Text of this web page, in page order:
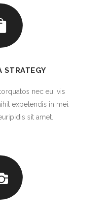
STRATEGY
nec eu, vis
expetendis in mei.
sit amet.